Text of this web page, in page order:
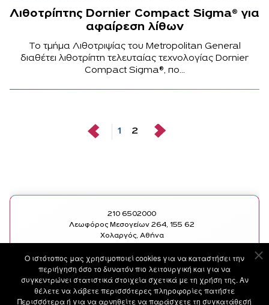
Ο ιστότοπoς μας χρησιμοποιεί cookies για να καταστήσει την
περιήγηση όσο το δυνατόν πιο λειτουργική και για να
συγκεντρώνει στατιστικά στοιχεία σχετικά με τη χρήση της. Αν
θέλετε να λάβετε περισσότερες πληροφορίες πατήστε
Περισσότερα ή για να αρνηθείτε να παράσχετε τη συγκατάθεσή
Λιθοτρίπτης Dornier Compact Sigma® για
αφαίρεση λίθων
Το τμήμα Λιθοτριψίας του Metropolitan General
διαθέτει λιθοτρίπτη τελευταίας τεχνολογίας Dornier
Compact Sigma®, πο...
1 2
210 6502000
Λεωφόρος Μεσογείων 264, 155 62
Χολαργός, Αθήνα
SOCIAL
FACEBOOK
INSTAGRAM
LINKEDIN
ΧΡΗΣΙΜΑ LINKS
ΥΠΗΡΕΣΙΕΣ
ΙΑΤΡΟΙ
ΑΝΑΚΟΙΝΩΣΕΙΣ